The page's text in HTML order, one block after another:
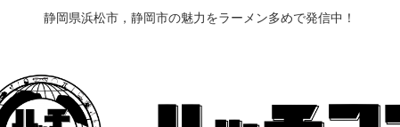
静岡県浜松市，静岡市の魅力をラーメン多めで発信中！